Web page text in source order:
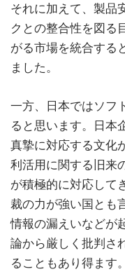
それに加えて、製品
クとの整合性を図る
がる市場を統合する
ました。
一方、日本ではソフ
ると思います。日本
真摯に対応する文化
利活用に関する旧来
が積極的に対応して
裁の力が強い国とも
情報の漏えいなどが
論から厳しく批判さ
ることもあり得ます